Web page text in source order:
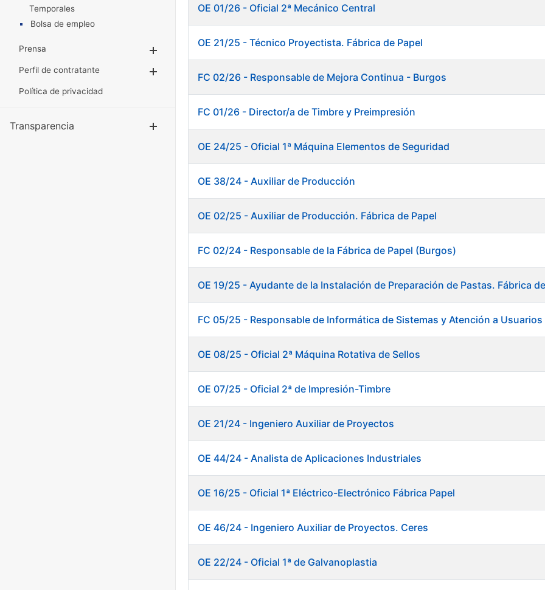
Temporales
Bolsa de empleo
Prensa
Mostrar/Ocultar
Perfil de contratante
Mostrar/Ocultar
Política de privacidad
Transparencia Mostrar/Ocultar
OE 01/26 - Oficial 2ª Mecánico Central
OE 21/25 - Técnico Proyectista. Fábrica de Papel
FC 02/26 - Responsable de Mejora Continua - Burgos
FC 01/26 - Director/a de Timbre y Preimpresión
OE 24/25 - Oficial 1ª Máquina Elementos de Seguridad
OE 38/24 - Auxiliar de Producción
OE 02/25 - Auxiliar de Producción. Fábrica de Papel
FC 02/24 - Responsable de la Fábrica de Papel (Burgos)
OE 19/25 - Ayudante de la Instalación de Preparación de Pastas. Fábrica
FC 05/25 - Responsable de Informática de Sistemas y Atención a Usuarios
OE 08/25 - Oficial 2ª Máquina Rotativa de Sellos
OE 07/25 - Oficial 2ª de Impresión-Timbre
OE 21/24 - Ingeniero Auxiliar de Proyectos
OE 44/24 - Analista de Aplicaciones Industriales
OE 16/25 - Oficial 1ª Eléctrico-Electrónico Fábrica Papel
OE 46/24 - Ingeniero Auxiliar de Proyectos. Ceres
OE 22/24 - Oficial 1ª de Galvanoplastia